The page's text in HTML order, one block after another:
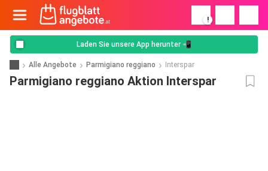
!
Laden Sie unsere App herunter 📲
Alle Angebote Parmigiano reggiano Interspar
Parmigiano reggiano Aktion Interspar